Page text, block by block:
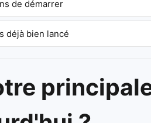
de démarrer
déjà bien lancé